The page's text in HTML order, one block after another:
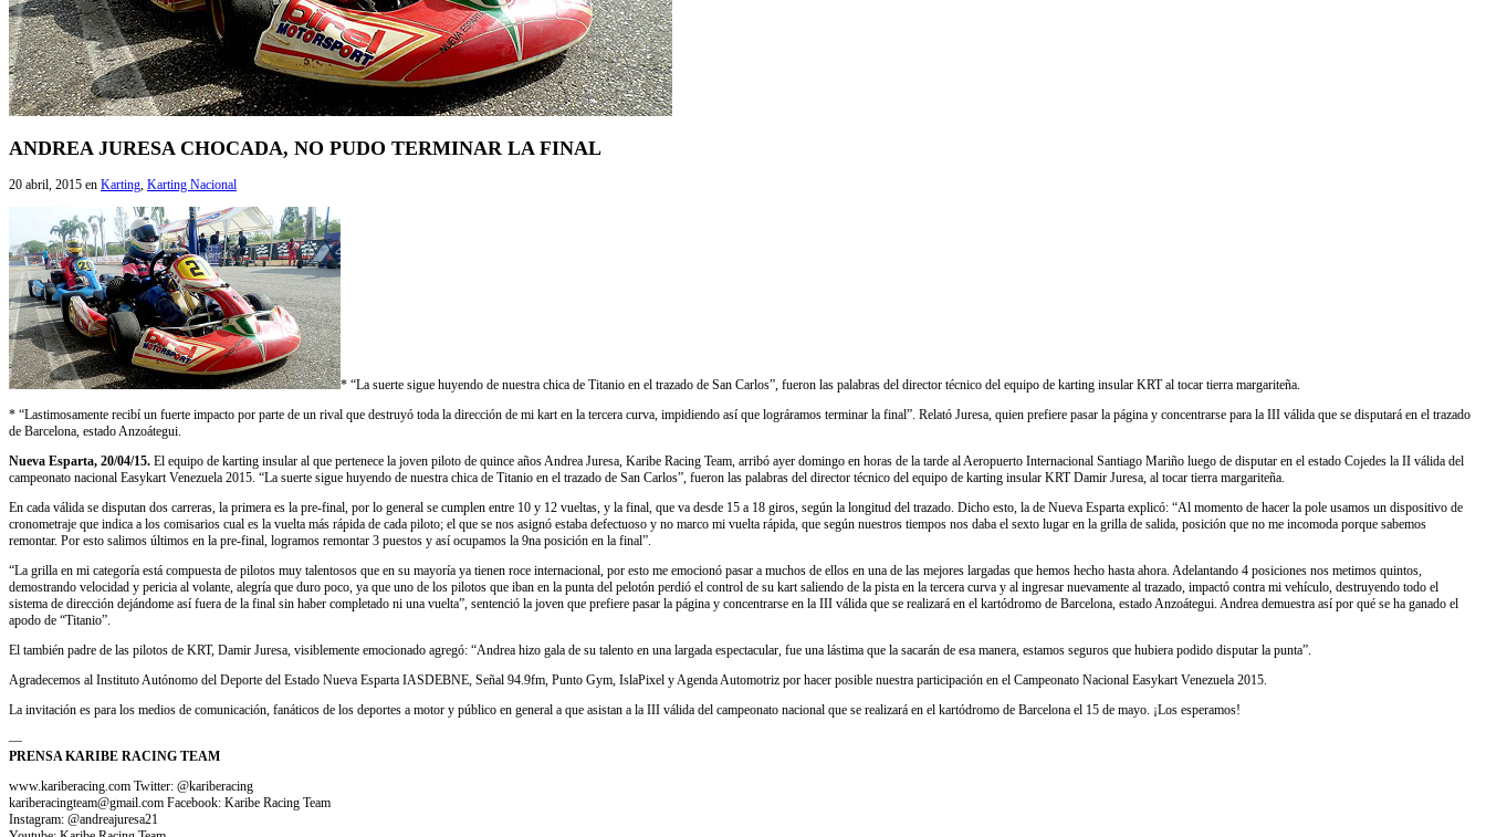
ANDREA JURESA CHOCADA, NO PUDO TERMINAR LA FINAL
20 abril, 2015 en Karting Karting Nacional
* “La suerte sigue huyendo de nuestra chica de Titanio en el trazado de San Carlos”, fueron las palabras del director técnico del equipo de karting insular KRT al tocar tierra margariteña.
* “Lastimosamente recibí un fuerte impacto por parte de un rival que destruyó toda la dirección de mi kart en la tercera curva, impidiendo así que lográramos terminar la final”. Relató Juresa, quien prefiere pasar la página y concentrarse para la III válida que se disputará en el trazado
de Barcelona, estado Anzoátegui.
Nueva Esparta, 20/04/15. El equipo de karting insular al que pertenece la joven piloto de quince años Andrea Juresa, Karibe Racing Team, arribó ayer domingo en horas de la tarde al Aeropuerto Internacional Santiago Mariño luego de disputar en el estado Cojedes la II válida del
campeonato nacional Easykart Venezuela 2015. “La suerte sigue huyendo de nuestra chica de Titanio en el trazado de San Carlos”, fueron las palabras del director técnico del equipo de karting insular KRT Damir Juresa, al tocar tierra margariteña.
En cada válida se disputan dos carreras, la primera es la pre-final, por lo general se cumplen entre 10 y 12 vueltas, y la final, que va desde 15 a 18 giros, según la longitud del trazado. Dicho esto, la de Nueva Esparta explicó: “Al momento de hacer la pole usamos un dispositivo de
cronometraje que indica a los comisarios cual es la vuelta más rápida de cada piloto; el que se nos asignó estaba defectuoso y no marco mi vuelta rápida, que según nuestros tiempos nos daba el sexto lugar en la grilla de salida, posición que no me incomoda porque sabemos
remontar. Por esto salimos últimos en la pre-final, logramos remontar 3 puestos y así ocupamos la 9na posición en la final”.
“La grilla en mi categoría está compuesta de pilotos muy talentosos que en su mayoría ya tienen roce internacional, por esto me emocionó pasar a muchos de ellos en una de las mejores largadas que hemos hecho hasta ahora. Adelantando 4 posiciones nos metimos quintos,
demostrando velocidad y pericia al volante, alegría que duro poco, ya que uno de los pilotos que iban en la punta del pelotón perdió el control de su kart saliendo de la pista en la tercera curva y al ingresar nuevamente al trazado, impactó contra mi vehículo, destruyendo todo el
sistema de dirección dejándome así fuera de la final sin haber completado ni una vuelta”, sentenció la joven que prefiere pasar la página y concentrarse en la III válida que se realizará en el kartódromo de Barcelona, estado Anzoátegui. Andrea demuestra así por qué se ha ganado el
apodo de “Titanio”.
El también padre de las pilotos de KRT, Damir Juresa, visiblemente emocionado agregó: “Andrea hizo gala de su talento en una largada espectacular, fue una lástima que la sacarán de esa manera, estamos seguros que hubiera podido disputar la punta”.
Agradecemos al Instituto Autónomo del Deporte del Estado Nueva Esparta IASDEBNE, Señal 94.9fm, Punto Gym, IslaPixel y Agenda Automotriz por hacer posible nuestra participación en el Campeonato Nacional Easykart Venezuela 2015.
La invitación es para los medios de comunicación, fanáticos de los deportes a motor y público en general a que asistan a la III válida del campeonato nacional que se realizará en el kartódromo de Barcelona el 15 de mayo. ¡Los esperamos!
—
PRENSA KARIBE RACING TEAM
www.kariberacing.com Twitter: @kariberacing
kariberacingteam@gmail.com Facebook: Karibe Racing Team
Instagram: @andreajuresa21